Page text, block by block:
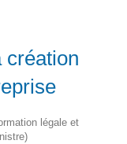
création
légale et